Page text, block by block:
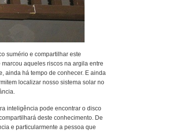
sumério e compartilhar este
aqueles riscos na argila entre
ainda há tempo de conhecer. E ainda
localizar nosso sistema solar no
inteligência pode encontrar o disco
deste conhecimento. De
e particularmente a pessoa que